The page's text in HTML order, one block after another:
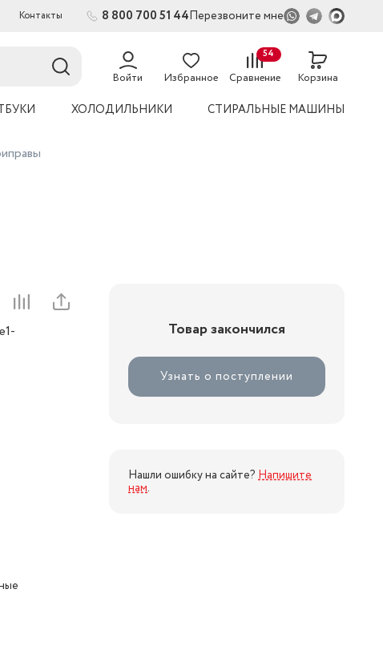
Контакты 8 800 700 51 44Перезвоните мне
Войти Избранное Сравнение
54
Корзина
ХОЛОДИЛЬНИКИ СТИРАЛЬНЫЕ МАШИНЫ
Товар закончился
Узнать о поступлении
Нашли ошибку на сайте? Напишите
нам.